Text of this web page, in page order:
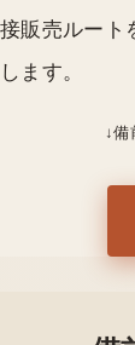
接販売ルート
します。
↓備